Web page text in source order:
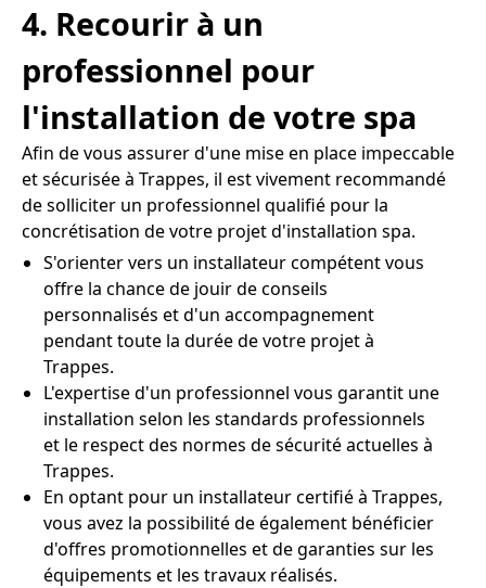
4. Recourir à un
professionnel pour
l'installation de votre spa
Afin de vous assurer d'une mise en place impeccable
et sécurisée à Trappes, il est vivement recommandé
de solliciter un professionnel qualifié pour la
concrétisation de votre projet d'installation spa.
S'orienter vers un installateur compétent vous
offre la chance de jouir de conseils
personnalisés et d'un accompagnement
pendant toute la durée de votre projet à
Trappes.
L'expertise d'un professionnel vous garantit une
installation selon les standards professionnels
et le respect des normes de sécurité actuelles à
Trappes.
En optant pour un installateur certifié à Trappes,
vous avez la possibilité de également bénéficier
d'offres promotionnelles et de garanties sur les
équipements et les travaux réalisés.